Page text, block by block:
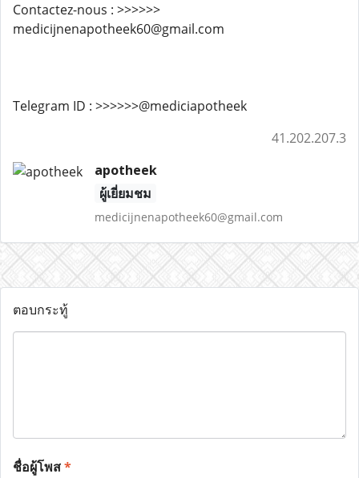
Contactez-nous : >>>>>>
medicijnenapotheek60@gmail.com
Telegram ID : >>>>>>@mediciapotheek
41.202.207.3
apotheek
ผู้เยี่ยมชม
medicijnenapotheek60@gmail.com
ตอบกระทู้
ชื่อผู้โพส*